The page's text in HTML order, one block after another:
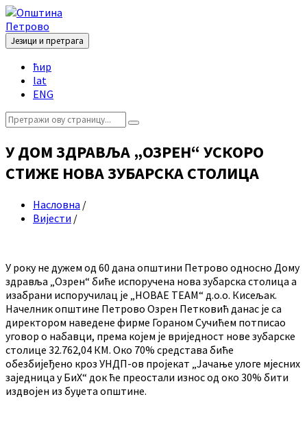
Skip
to
content
Skip
to
left
sidebar
Skip
to
right
sidebar
Skip
to
footer
Језици и претрага
Choose
language:
ћир
lat
ENG
Search:
У ДОМ ЗДРАВЉА „ОЗРЕН“ УСКОРО
СТИЖЕ НОВА ЗУБАРСКА СТОЛИЦА
Насловна /
Вијести /
У року не дужем од 60 дана општини Петрово односно Дому
здравља „Озрен“ биће испоручена нова зубарска столица а
изабрани испоручилац је „НОВАЕ ТЕАМ“ д.о.о. Кисељак.
Начелник општине Петрово Озрен Петковић данас је са
директором наведене фирме Гораном Сучићем потписао
уговор о набавци, према којем је вриједност нове зубарске
столице 32.762,04 КМ. Око 70% средстава биће
обезбијеђено кроз УНДП-ов пројекат „Јачање улоге мјесних
заједница у БиХ“ док ће преостали износ од око 30% бити
издвојен из буџета општине.